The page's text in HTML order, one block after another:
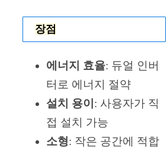
장점
에너지 효율: 듀얼 인버
터로 에너지 절약
설치 용이 : 사용자가 직
접 설치 가능
소형: 작은 공간에 적합